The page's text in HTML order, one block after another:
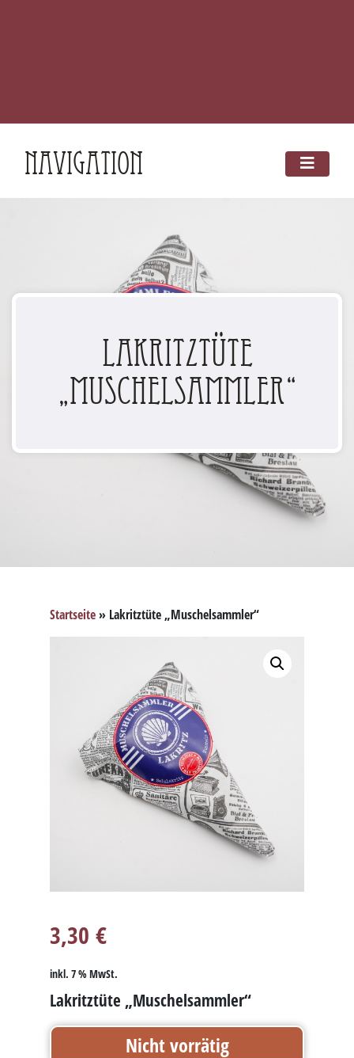
Navigation
Lakritztüte
„Muschelsammler“
Startseite » Lakritztüte „Muschelsammler“
3,30 €
inkl. 7 % MwSt.
Lakritztüte „Muschelsammler“
Nicht vorrätig